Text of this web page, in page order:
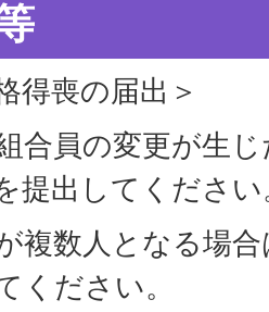
得喪の届出＞
合員の変更が生
提出してください
複数人となる場
ください。